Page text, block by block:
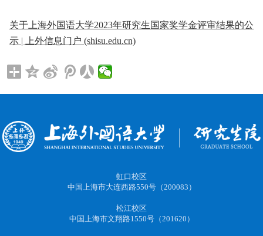
关于上海外国语大学2023年研究生国家奖学金评审结果的公
示 | 上外信息门户 (shisu.edu.cn)
虹口校区
中国上海市大连西路550号（200083）
松江校区
中国上海市文翔路1550号（201620）